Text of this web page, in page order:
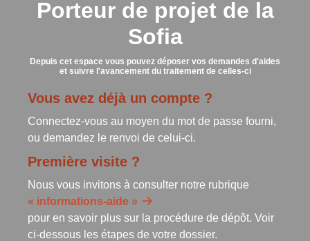
Porteur de projetde la
Sofia
Depuis cet espace vous pouvez déposer vos demandes d'aides
et suivre l'avancement du traitement de celles-ci
Vous avez déjà un compte ?
Connectez-vous au moyen du mot de passe fourni,
ou demandez le renvoi de celui-ci.
Première visite ?
Nous vous invitons à consulter notre rubrique
« informations-aide »
pour en savoir plus sur la procédure de dépôt. Voir
ci-dessous les étapes de votre dossier.